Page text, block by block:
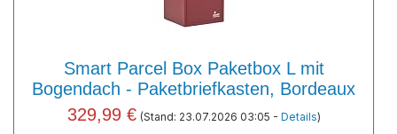
Smart Parcel Box Paketbox L mit
Bogendach - Paketbriefkasten, Bordeaux
329,99 € (Stand: 23.07.2026 03:05 - Details)